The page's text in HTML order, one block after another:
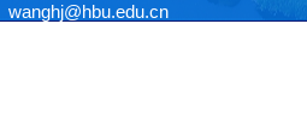
wanghj@hbu.edu.cn